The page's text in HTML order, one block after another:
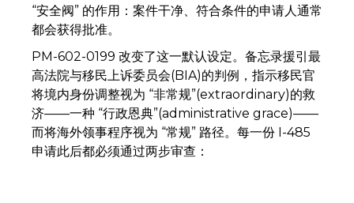
“安全阀” 的作用：案件干净、符合条件的申请人通常
都会获得批准。
PM-602-0199 改变了这一默认设定。备忘录援引最
高法院与移民上诉委员会(BIA)的判例，指示移民官
将境内身份调整视为 “非常规”(extraordinary)的救
济——一种 “行政恩典”(administrative grace)——
而将海外领事程序视为 “常规” 路径。每一份 I-485
申请此后都必须通过两步审查：